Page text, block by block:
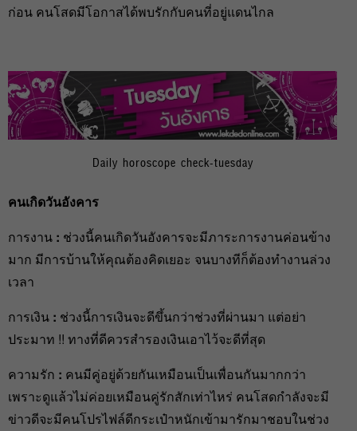
ก่อน คนโสดมีโอกาสได้พบรักกับคนที่อยู่แดนไกล
Daily horoscope check-tuesday
คนเกิดวันอังคาร
การงาน : ช่วงนี้คนเกิดวันอังคารจะมีภาระการงานค่อนข้าง
มาก มีการบ้านให้คุณต้องคิดเยอะ จนบางทีก็ต้องทำงานล่วง
เวลา
การเงิน : ช่วงนี้การเงินจะดีขึ้นกว่าช่วงที่ผ่านมา แต่อย่า
ประมาท !! ทางที่ดีควรสำรองเงินเอาไว้จะดีที่สุด
ความรัก : คนมีคู่อยู่ด้วยกันเหมือนเป็นเพื่อนกันมากกว่า
เพราะดูแล้วไม่ค่อยเหมือนคู่รักสักเท่าไหร่ คนโสดกำลังจะมี
ข่าวดีจะมีคนโปรไฟล์ดีกระเป๋าหนักเข้ามารักมาชอบในช่วง